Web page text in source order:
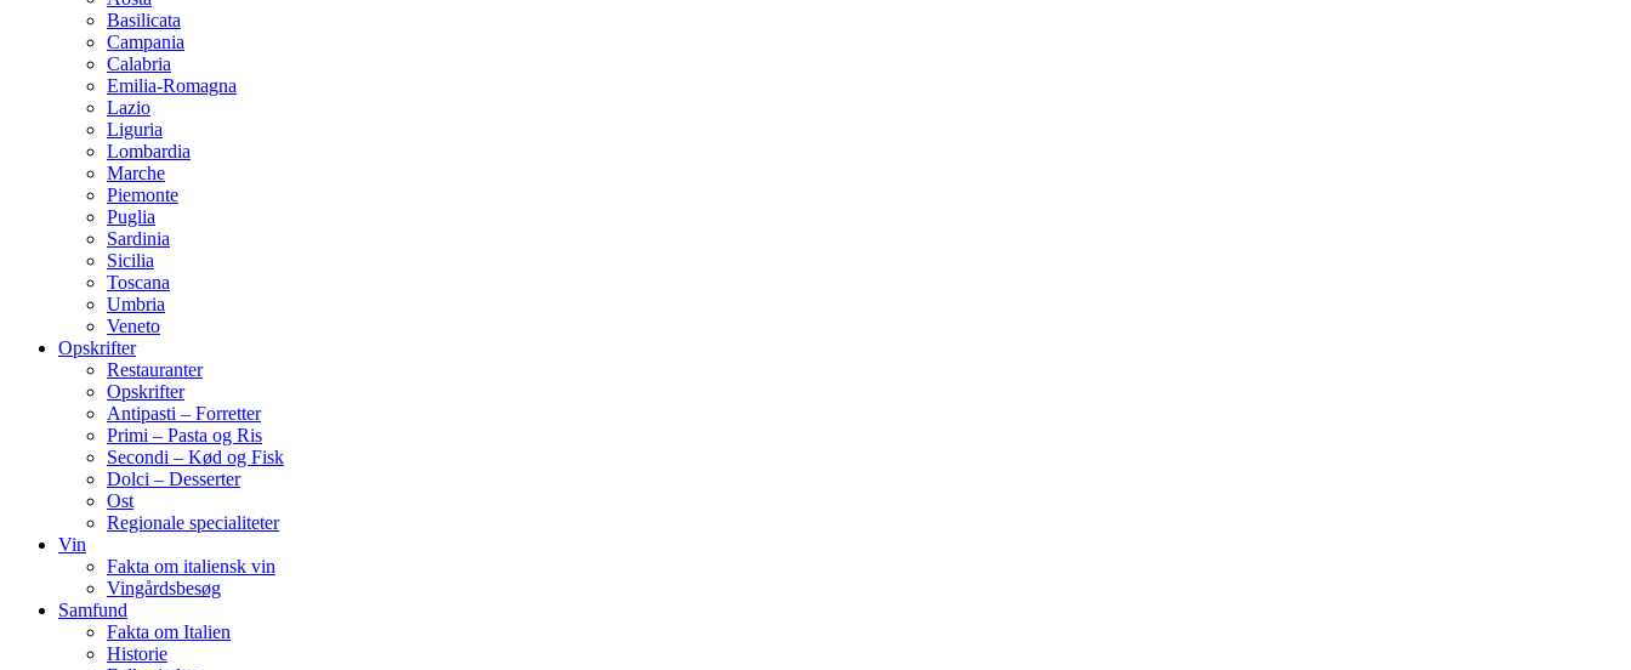
Basilicata
Campania
Calabria
Emilia-Romagna
Lazio
Liguria
Lombardia
Marche
Piemonte
Puglia
Sardinia
Sicilia
Toscana
Umbria
Veneto
Opskrifter
Restauranter
Opskrifter
Antipasti – Forretter
Primi – Pasta og Ris
Secondi – Kød og Fisk
Dolci – Desserter
Ost
Regionale specialiteter
Vin
Fakta om italiensk vin
Vingårdsbesøg
Samfund
Fakta om Italien
Historie